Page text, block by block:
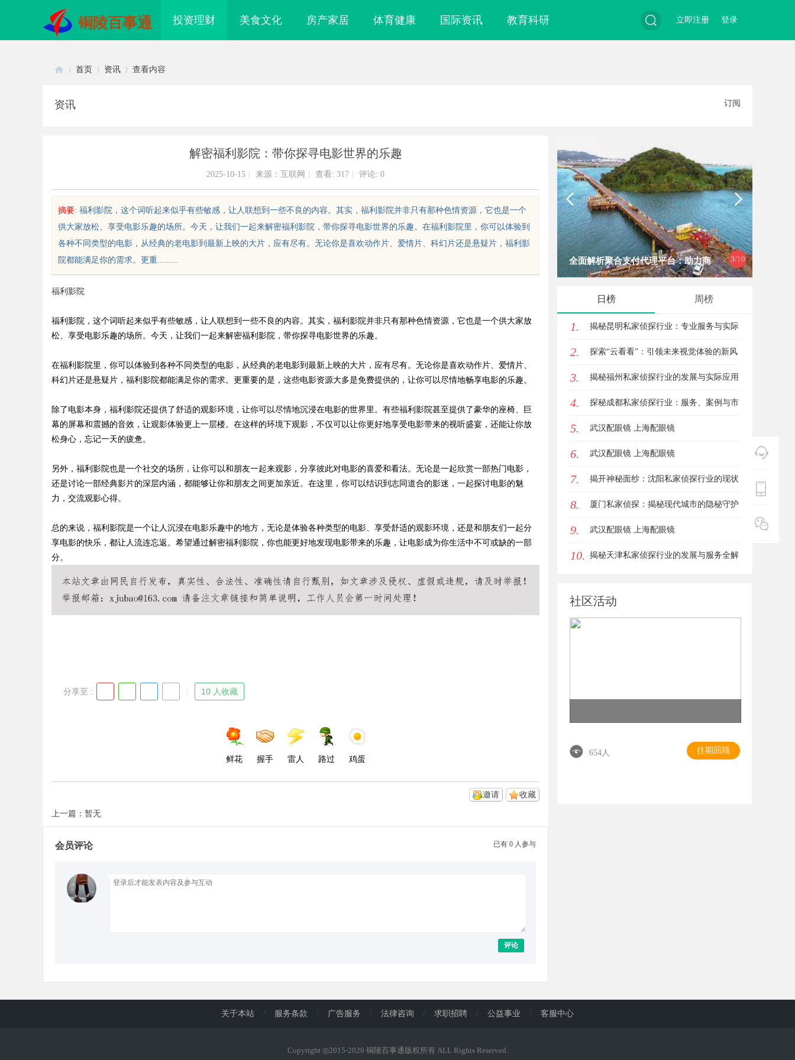
铜陵百事通 投资理财 美食文化 房产家居 体育健康 国际资讯 教育科研 登录
立即注册
sc
!
d
首页 资讯 查看内容
资讯 订阅
解密福利影院：带你探寻电影世界的乐趣
2025-10-15 来源：互联网 查看: 317 评论: 0
摘要: 福利影院，这个词听起来似乎有些敏感，让人联想到一些不良的内容。其实，福利影院并非只有那种色情资源，它也是一个
供大家放松、享受电影乐趣的场所。今天，让我们一起来解密福利影院，带你探寻电影世界的乐趣。在福利影院里，你可以体验到
各种不同类型的电影，从经典的老电影到最新上映的大片，应有尽有。无论你是喜欢动作片、爱情片、科幻片还是悬疑片，福利影
院都能满足你的需求。更重.........
福利影院
福利影院，这个词听起来似乎有些敏感，让人联想到一些不良的内容。其实，福利影院并非只有那种色情资源，它也是一个供大家放
松、享受电影乐趣的场所。今天，让我们一起来解密福利影院，带你探寻电影世界的乐趣。
在福利影院里，你可以体验到各种不同类型的电影，从经典的老电影到最新上映的大片，应有尽有。无论你是喜欢动作片、爱情片、
科幻片还是悬疑片，福利影院都能满足你的需求。更重要的是，这些电影资源大多是免费提供的，让你可以尽情地畅享电影的乐趣。
除了电影本身，福利影院还提供了舒适的观影环境，让你可以尽情地沉浸在电影的世界里。有些福利影院甚至提供了豪华的座椅、巨
幕的屏幕和震撼的音效，让观影体验更上一层楼。在这样的环境下观影，不仅可以让你更好地享受电影带来的视听盛宴，还能让你放
松身心，忘记一天的疲惫。
另外，福利影院也是一个社交的场所，让你可以和朋友一起来观影，分享彼此对电影的喜爱和看法。无论是一起欣赏一部热门电影，
还是讨论一部经典影片的深层内涵，都能够让你和朋友之间更加亲近。在这里，你可以结识到志同道合的影迷，一起探讨电影的魅
力，交流观影心得。
总的来说，福利影院是一个让人沉浸在电影乐趣中的地方，无论是体验各种类型的电影、享受舒适的观影环境，还是和朋友们一起分
享电影的快乐，都让人流连忘返。希望通过解密福利影院，你也能更好地发现电影带来的乐趣，让电影成为你生活中不可或缺的一部
分。
分享至 : 10 人收藏
鲜花 握手 雷人 路过 鸡蛋
收藏
邀请
上一篇：暂无
已有 0 人参与
会员评论
评论
3/10
眼镜 上海配眼镜 全面解析聚合支付代理平台：助力商
日榜 周榜
1. 揭秘昆明私家侦探行业：专业服务与实际
案例分析
2. 探索“云看看”：引领未来视觉体验的新风
潮
3. 揭秘福州私家侦探行业的发展与实际应用
全解析
4. 探秘成都私家侦探行业：服务、案例与市
场现状全面解析
5. 武汉配眼镜 上海配眼镜
6. 武汉配眼镜 上海配眼镜
7. 揭开神秘面纱：沈阳私家侦探行业的现状
与发展
8. 厦门私家侦探：揭秘现代城市的隐秘守护
者
9. 武汉配眼镜 上海配眼镜
10. 揭秘天津私家侦探行业的发展与服务全解
社区活动
654人 往期回顾
关于本站 / 服务条款 / 广告服务 / 法律咨询 / 求职招聘 / 公益事业 / 客服中心
Copyright ◎2015-2020 铜陵百事通版权所有 ALL Rights Reserved.